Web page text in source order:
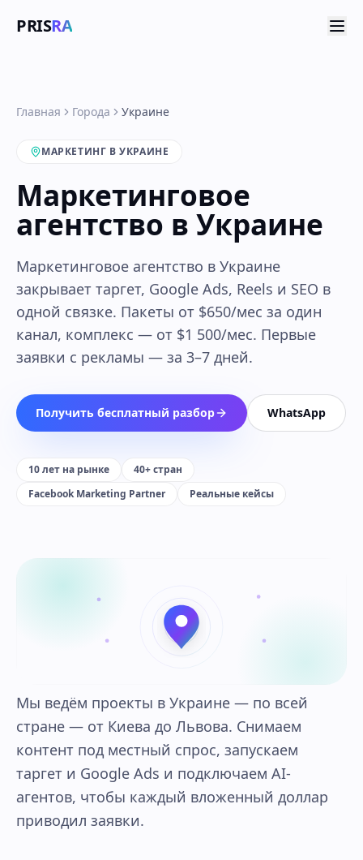
PRISRA
Главная Города Украине
МАРКЕТИНГ В УКРАИНЕ
Маркетинговое
агентство в Украине
Маркетинговое агентство в Украине
закрывает таргет, Google Ads, Reels и SEO в
одной связке. Пакеты от $650/мес за один
канал, комплекс — от $1 500/мес. Первые
заявки с рекламы — за 3–7 дней.
Получить бесплатный разбор WhatsApp
10 лет на рынке
40+ стран
Facebook Marketing Partner
Реальные кейсы
Мы ведём проекты в Украине — по всей
стране — от Киева до Львова. Снимаем
контент под местный спрос, запускаем
таргет и Google Ads и подключаем AI-
агентов, чтобы каждый вложенный доллар
приводил заявки.